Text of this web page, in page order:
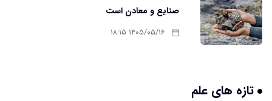
صنایع و معادن است
۱۴۰۵/۰۵/۱۶ ۱۸:۱۵
تازه های علم